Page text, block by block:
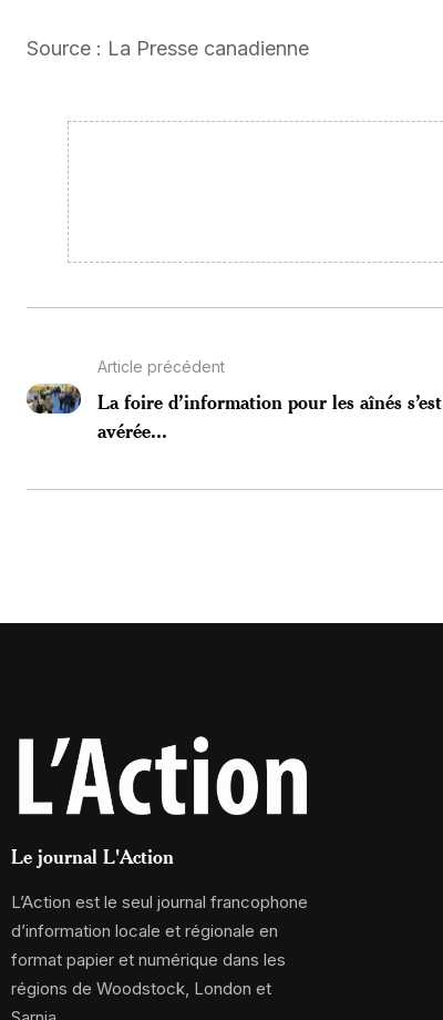
Source : La Presse canadienne
Article précédent
La foire d’information pour les aînés s’est
avérée...
Le journal L'Action
L’Action est le seul journal francophone
d’information locale et régionale en
format papier et numérique dans les
régions de Woodstock, London et